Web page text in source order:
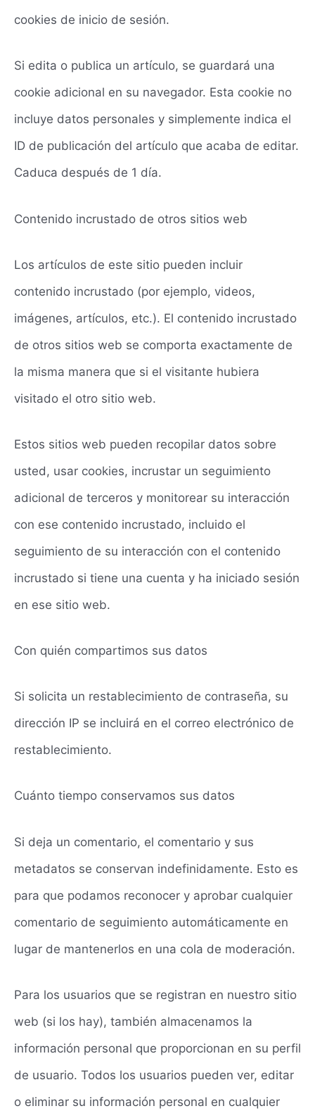
cookies de inicio de sesión.
Si edita o publica un artículo, se guardará una
cookie adicional en su navegador. Esta cookie no
incluye datos personales y simplemente indica el
ID de publicación del artículo que acaba de editar.
Caduca después de 1 día.
Contenido incrustado de otros sitios web
Los artículos de este sitio pueden incluir
contenido incrustado (por ejemplo, videos,
imágenes, artículos, etc.). El contenido incrustado
de otros sitios web se comporta exactamente de
la misma manera que si el visitante hubiera
visitado el otro sitio web.
Estos sitios web pueden recopilar datos sobre
usted, usar cookies, incrustar un seguimiento
adicional de terceros y monitorear su interacción
con ese contenido incrustado, incluido el
seguimiento de su interacción con el contenido
incrustado si tiene una cuenta y ha iniciado sesión
en ese sitio web.
Con quién compartimos sus datos
Si solicita un restablecimiento de contraseña, su
dirección IP se incluirá en el correo electrónico de
restablecimiento.
Cuánto tiempo conservamos sus datos
Si deja un comentario, el comentario y sus
metadatos se conservan indefinidamente. Esto es
para que podamos reconocer y aprobar cualquier
comentario de seguimiento automáticamente en
lugar de mantenerlos en una cola de moderación.
Para los usuarios que se registran en nuestro sitio
web (si los hay), también almacenamos la
información personal que proporcionan en su perfil
de usuario. Todos los usuarios pueden ver, editar
o eliminar su información personal en cualquier